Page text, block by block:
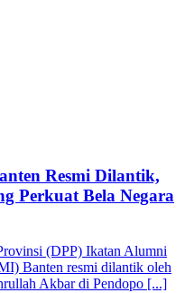
Resmi Dilantik,
Perkuat Bela Negara
(DPP) Ikatan Alumni
Banten resmi dilantik oleh
Akbar di Pendopo [...]